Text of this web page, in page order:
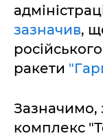
зазначив,
ракети
Зазначимо,
комплекс